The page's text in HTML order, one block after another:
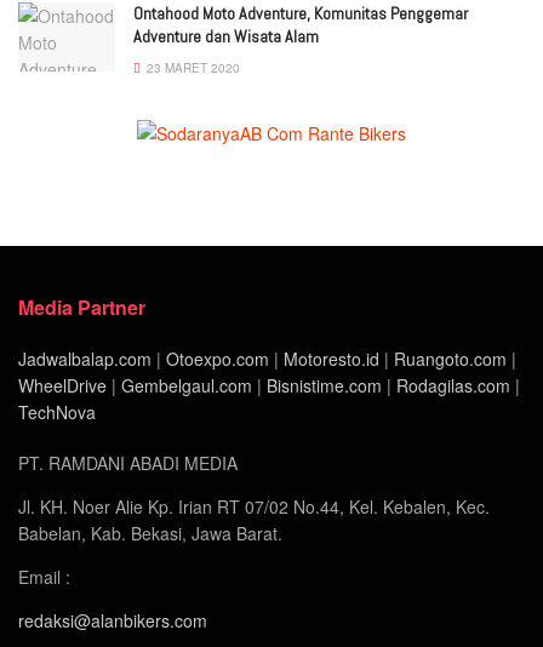
Ontahood Moto Adventure, Komunitas Penggemar
Adventure dan Wisata Alam
23 MARET 2020
Media Partner
Jadwalbalap.com | Otoexpo.com | Motoresto.id | Ruangoto.com |
WheelDrive | Gembelgaul.com | Bisnistime.com | Rodagilas.com |
TechNova
PT. RAMDANI ABADI MEDIA
Jl. KH. Noer Alie Kp. Irian RT 07/02 No.44, Kel. Kebalen, Kec.
Babelan, Kab. Bekasi, Jawa Barat.
Email :
redaksi@alanbikers.com